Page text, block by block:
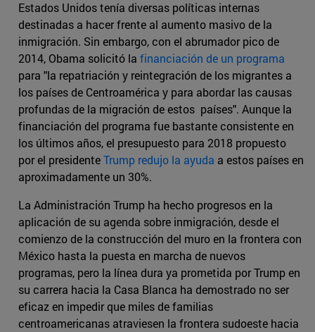
Estados Unidos tenía diversas políticas internas
destinadas a hacer frente al aumento masivo de la
inmigración. Sin embargo, con el abrumador pico de
2014, Obama solicitó la financiación de un programa
para "la repatriación y reintegración de los migrantes a
los países de Centroamérica y para abordar las causas
profundas de la migración de estos países". Aunque la
financiación del programa fue bastante consistente en
los últimos años, el presupuesto para 2018 propuesto
por el presidenteTrump redujo la ayuda a estos países en
aproximadamente un 30%.
La Administración Trump ha hecho progresos en la
aplicación de su agenda sobre inmigración, desde el
comienzo de la construcción del muro en la frontera con
México hasta la puesta en marcha de nuevos
programas, pero la línea dura ya prometida por Trump en
su carrera hacia la Casa Blanca ha demostrado no ser
eficaz en impedir que miles de familias
centroamericanas atraviesen la frontera sudoeste hacia